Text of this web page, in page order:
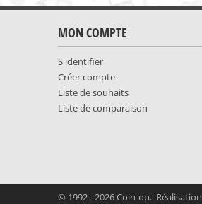
MON COMPTE
S'identifier
Créer compte
Liste de souhaits
Liste de comparaison
© 1992 - 2026 Coin-op. Réalisation